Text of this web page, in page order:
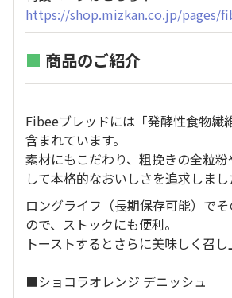
https://shop.mizkan.co.jp/pages/
■ 商品のご紹介
Fibeeブレッドには「発酵性食物繊
含まれています。
素材にもこだわり、粗挽きの全粒
して本格的なおいしさを追求しまし
ロングライフ（長期保存可能）で
ので、ストックにも便利。
トーストするとさらに美味しく召し
■ショコラオレンジ デニッシュ